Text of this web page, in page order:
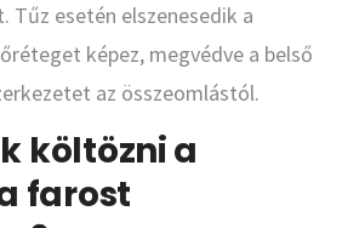
Tűz esetén elszenesedik a
képez, megvédve a belső
az összeomlástól.
költözni a
farost